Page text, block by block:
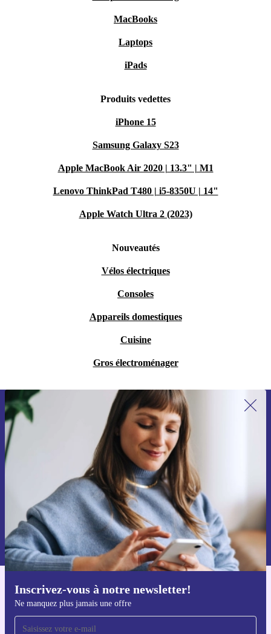
MacBooks
Laptops
iPads
Produits vedettes
iPhone 15
Samsung Galaxy S23
Apple MacBook Air 2020 | 13.3" | M1
Lenovo ThinkPad T480 | i5-8350U | 14"
Apple Watch Ultra 2 (2023)
Nouveautés
Vélos électriques
Consoles
Appareils domestiques
Cuisine
Gros électroménager
Inscrivez-vous à notre newsletter!
Ne manquez plus jamais une offre
Recevoir offres et infos de refurbed
par mail
Ne manquez plus aucune offre.
S'inscrire
Retrouvez les informations sur l'utilisation des données personnelles
dans notre
politique de confidentialité.
Téléchargez l'application refurbed
Pour iOS et Android